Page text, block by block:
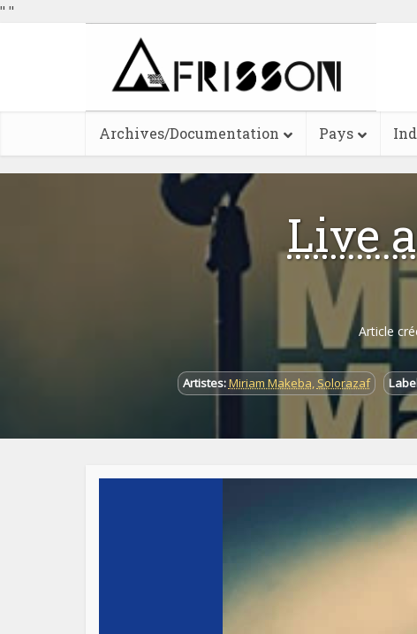
" "
Archives/Documentation Pays
Live
Article
Artistes:Miriam Makeba, Solorazaf